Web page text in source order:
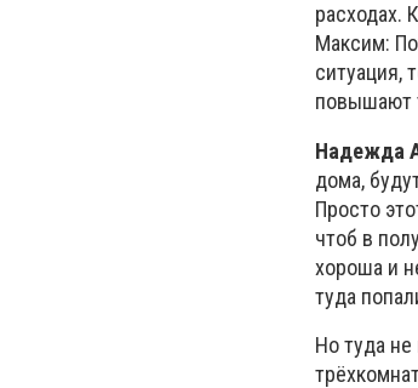
расходах.
Максим:
ситуация,
повышают
Надежда
дома,
Просто
чтоб в
хороша и
туда
Но туда не